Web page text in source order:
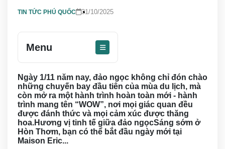
TIN TỨC PHÚ QUỐC 31/10/2025
Menu
Ngày 1/11 năm nay, đảo ngọc không chỉ đón chào
những chuyến bay đầu tiên của mùa du lịch, mà
còn mở ra một hành trình hoàn toàn mới - hành
trình mang tên “WOW”, nơi mọi giác quan đều
được đánh thức và mọi cảm xúc được thăng
hoa.Hương vị tinh tế giữa đảo ngọcSáng sớm ở
Hòn Thơm, bạn có thể bắt đầu ngày mới tại
Maison Eric...